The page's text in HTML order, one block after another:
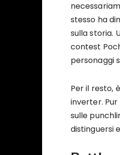
stesso ha
sulla storia.
contest
personaggi
Per il resto,
inverter.
sulle
distinguersi